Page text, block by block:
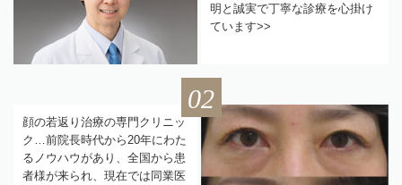
明と誠実で丁寧な診療を心掛け
ています>>
顔の若返り治療の専門クリニッ
ク…前院長時代から20年にわた
るノウハウがあり、全国から患
者様が来られ、現在では同業医
02